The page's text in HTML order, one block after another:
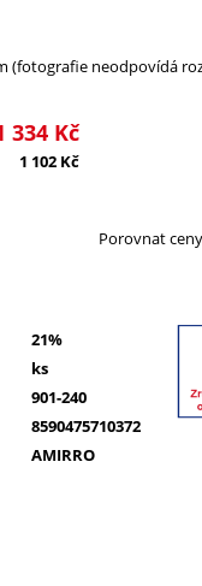
(fotografie neodpovídá
334 Kč
1 102 Kč
Porovnat ceny
21%
ks
901-240
8590475710372
AMIRRO